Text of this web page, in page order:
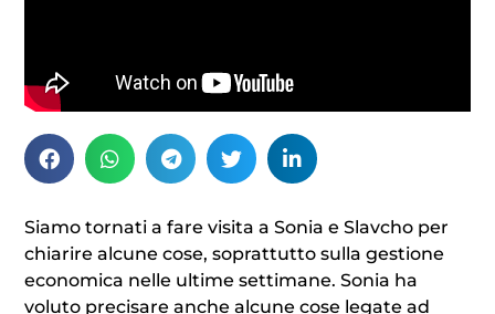
Siamo tornati a fare visita a Sonia e Slavcho per
chiarire alcune cose, soprattutto sulla gestione
economica nelle ultime settimane. Sonia ha
voluto precisare anche alcune cose legate ad